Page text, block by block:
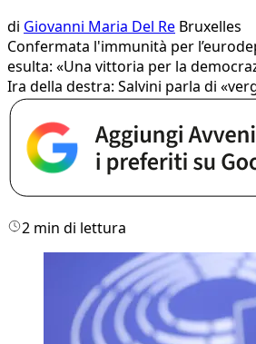
di Giovanni Maria Del Re Bruxelles
Confermata l'immunità per
esulta: «Una vittoria per la
Ira della destra: Salvini parla di
2 min di lettura